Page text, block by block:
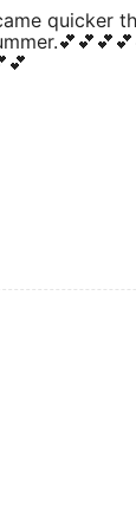
quicker